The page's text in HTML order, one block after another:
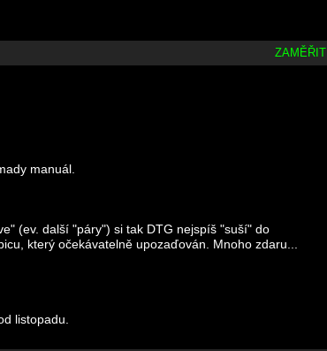
ZAMĚŘIT
manuál.
(ev. další "páry") si tak DTG nejspíš "suší" do
který očekávatelně upozaďován. Mnoho zdaru...
listopadu.